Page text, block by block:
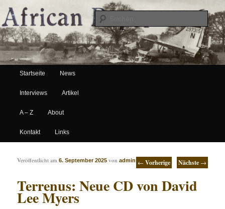
African Paper
Hauptmenü
Zum Inhalt wechseln
Zum sekundären Inhalt wechseln
Startseite News
Interviews Artikel
A – Z About
Kontakt Links
Artikelnavigation ← Vorherige Nächste →
Terrenus: Neue CD von David
Lee Myers
Veröffentlicht am6. September 2025 vonadmin